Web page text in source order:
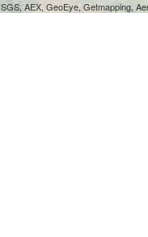
AEX, GeoEye, Getmapping,